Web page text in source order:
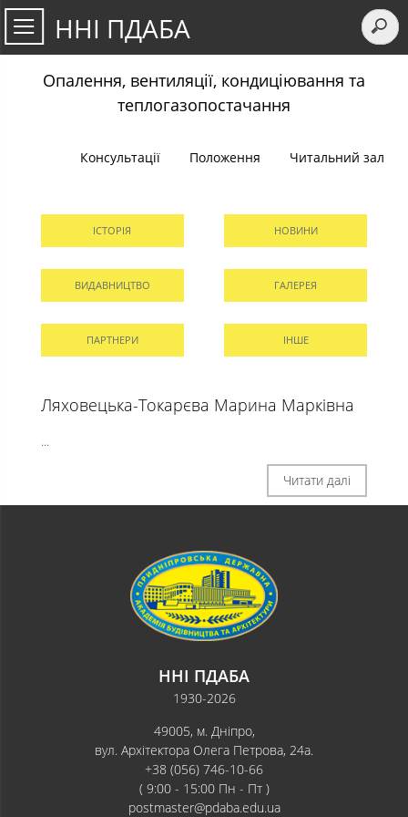
ННІ ПДАБА
Опалення, вентиляції, кондиціювання та
теплогазопостачання
Консультації Положення Читальний зал
ІСТОРІЯ НОВИНИ
ВИДАВНИЦТВО ГАЛЕРЕЯ
ПАРТНЕРИ ІНШЕ
Ляховецька-Токарєва Марина Марківна
...
Читати далі
ННІ ПДАБА
1930-2026
49005, м. Дніпро,
вул. Архітектора Олега Петрова, 24а.
+38 (056) 746-10-66
( 9:00 - 15:00 Пн - Пт )
postmaster@pdaba.edu.ua